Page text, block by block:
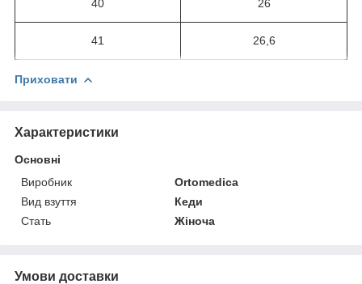
40 26
41 26,6
Приховати
Характеристики
Основні
Виробник
Ortomedica
Вид взуття
Кеди
Стать
Жіноча
Умови доставки